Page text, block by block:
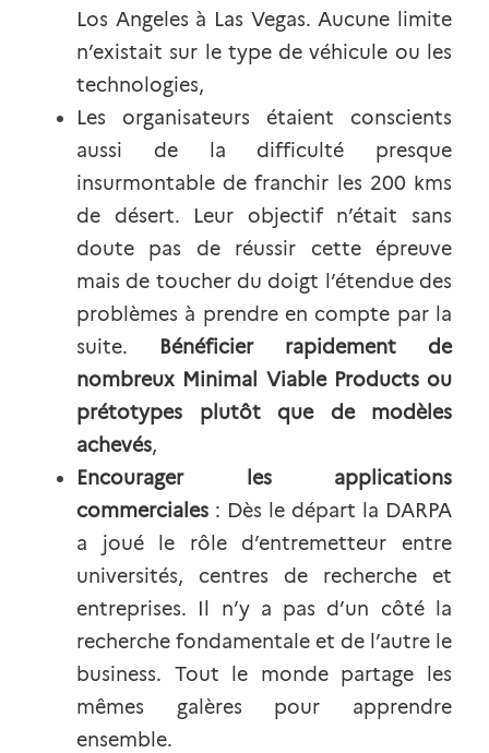
Los Angeles à Las Vegas. Aucune limite
n’existait sur le type de véhicule ou les
technologies,
Les organisateurs étaient conscients
aussi de la difficulté presque
insurmontable de franchir les 200 kms
de désert. Leur objectif n’était sans
doute pas de réussir cette épreuve
mais de toucher du doigt l’étendue des
problèmes à prendre en compte par la
suite.
Bénéficier rapidement de
nombreux Minimal Viable Products ou
prétotypes plutôt que de modèles
achevés,
Encourager les applications
commerciales : Dès le départ la DARPA
a joué le rôle d’entremetteur entre
universités, centres de recherche et
entreprises. Il n’y a pas d’un côté la
recherche fondamentale et de l’autre le
business. Tout le monde partage les
mêmes galères pour apprendre
ensemble.